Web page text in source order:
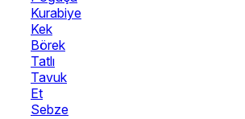
Kurabiye
Kek
Börek
Tatlı
Tavuk
Et
Sebze